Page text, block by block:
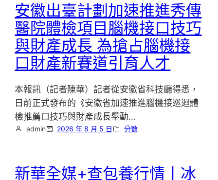
安徽出臺計劃加速推進秀傳
醫院體檢項目腦機接口技巧
與財產成長 為搶占腦機接
口財產新賽道引育人才
本報訊（記者陳華）記者從安徽省科技廳得悉，
日前正式發布的《安徽省加速推進腦機接巡迴體
檢推薦口技巧與財產成長舉動…
admin 2026 年 8 月 5 日 分數
新華全媒+查包養行情丨冰